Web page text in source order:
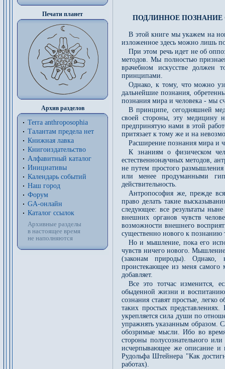
Печати планет
Архив разделов
Terra anthroposophia
Талантам предела нет
Книжная лавка
Книгоиздательство
Алфавитный каталог
Инициативы
Календарь событий
Наш город
Форум
GA-онлайн
Каталог ссылок
Архивные разделы
в настоящее время
не наполняются
ПОДЛИННОЕ ПОЗНАНИЕ
В этой книге мы укажем на
изложенное здесь можно лишь
При этом речь идет не об
методов. Мы полностью
врачебном искусстве должен
принципами.
Однако, к тому, что можно
дальнейшие познания,
познания мира и человека - мы
В принципе, сегодняшней
своей стороны, эту медицину
предпринятую нами в этой
притязает к тому же и на
Расширение познания мира и
К знаниям о физическом
естественнонаучных методов,
не путем простого
или менее продуманными
действительность.
Антропософия же, прежде
право делать такие
следующее: все результаты
внешних органов чувств
возможности внешнего
существенно нового к познанию
Но и мышление, пока его
чувств ничего нового.
(законам природы). Однако,
проистекающее из меня самого
добавляет.
Все это тотчас изменится,
обыденной жизни и
сознания ставят простые,
таких простых
укрепляется сила души по
упражнять указанным образом.
обозримые мысли. Ибо во
стороны полусознательного
исчерпывающее же описание и
Рудольфа Штейнера "Как
работах).